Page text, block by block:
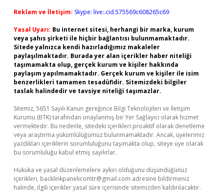
Reklam ve İletişim: Skype: live:.cid.575569c608265c69
Yasal Uyarı: Bu internet sitesi, herhangi bir marka, kurum
veya şahıs şirketi ile hiçbir bağlantısı bulunmamaktadır.
Sitede yalnızca kendi hazırladığımız makaleler
paylaşılmaktadır. Burada yer alan içerikler haber niteliği
taşımamakta olup, gerçek kurum ve kişiler hakkında
paylaşım yapılmamaktadır. Gerçek kurum ve kişiler ile isim
benzerlikleri tamamen tesadüfidir. Sitemizdeki bilgiler
taslak halindedir ve tavsiye niteliği taşımazlar.
Sitemiz, 5651 Sayılı Kanun gereğince Bilgi Teknolojileri ve İletişim
Kurumu (BTK) tarafından onaylanmış bir Yer Sağlayıcı olarak hizmet
vermektedir. Bu nedenle, sitedeki içerikleri proaktif olarak denetleme
veya araştırma yükümlülüğümüz bulunmamaktadır. Ancak, üyelerimiz
yazdıkları içeriklerin sorumluluğunu taşımakta olup, siteye üye olarak
bu sorumluluğu kabul etmiş sayılırlar.
Hukuka ve yasal düzenlemelere aykırı olduğunu düşündüğünüz
içerikleri, backlinkpanelicomtr@gmail.com adresine bildirmeniz
halinde, ilgili içerikler yasal süre içerisinde sitemizden kaldırılacaktır.